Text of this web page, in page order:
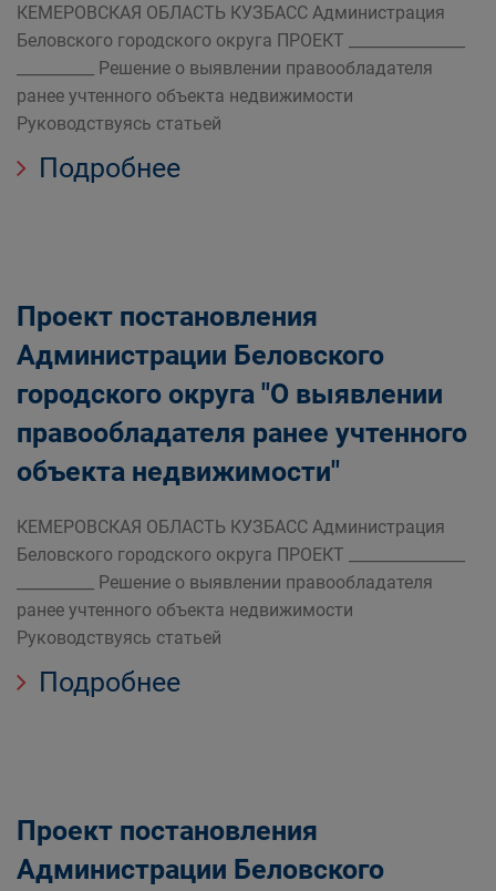
КЕМЕРОВСКАЯ ОБЛАСТЬ КУЗБАСС Администрация
Беловского городского округа ПРОЕКТ _______________
__________ Решение о выявлении правообладателя
ранее учтенного объекта недвижимости
Руководствуясь статьей
Подробнее
Проект постановления
Администрации Беловского
городского округа "О выявлении
правообладателя ранее учтенного
объекта недвижимости"
КЕМЕРОВСКАЯ ОБЛАСТЬ КУЗБАСС Администрация
Беловского городского округа ПРОЕКТ _______________
__________ Решение о выявлении правообладателя
ранее учтенного объекта недвижимости
Руководствуясь статьей
Подробнее
Проект постановления
Администрации Беловского